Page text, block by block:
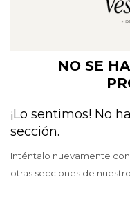
NO SE
¡Lo sentimos! No
sección.
Inténtalo nuevamente
otras secciones de